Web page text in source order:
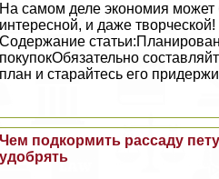
На самом деле экономия может
интересной, и даже творческой!
Содержание
покупокОбязательно
план и старайтесь его
Чем подкормить рассаду
удобрять